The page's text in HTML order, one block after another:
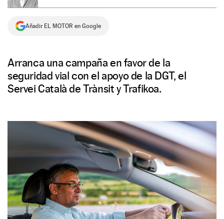
Añadir EL MOTOR en Google
Arranca una campaña en favor de la
seguridad vial con el apoyo de la DGT, el
Servei Català de Trànsit y Trafikoa.